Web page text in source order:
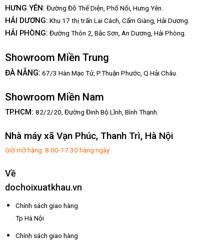
HƯNG YÊN: Đường Đỗ Thế Diện, Phố Nối, Hưng Yên.
HẢI DƯƠNG: Khu 17 thị trấn Lai Cách, Cẩm Giàng, Hải Dương.
HẢI PHÒNG: Đường Thôn 2, Bắc Sơn, An Dương, Hải Phòng.
Showroom Miền Trung
ĐÀ NẴNG: 67/3 Hàn Mạc Tử, P.Thuận Phước, Q.Hải Châu.
Showroom Miền Nam
TP.HCM: 82/2/20, Đường Đinh Bộ Lĩnh, Bình Thạnh.
Nhà máy xã Vạn Phúc, Thanh Trì, Hà Nội
Giờ mở hàng: 8:00-17:30 hàng ngày
Về
dochoixuatkhau.vn
Chính sách giao hàng
Tp Hà Nội
Chính sách giao hàng